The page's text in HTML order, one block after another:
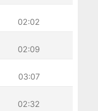
02:02
02:09
03:07
02:32